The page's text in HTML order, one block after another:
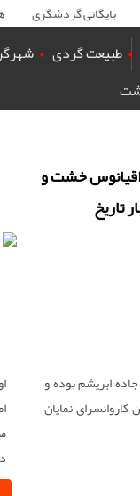
بایگانی گردشگری
طبیعت گردی
خشت و
تاریخ
ابریشم بوده و
نمایان